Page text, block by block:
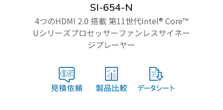
SI-654-N
4つのHDMI 2.0 搭載 第11世代Intel® Core™
Uシリーズプロセッサーファンレスサイネー
ジプレーヤー